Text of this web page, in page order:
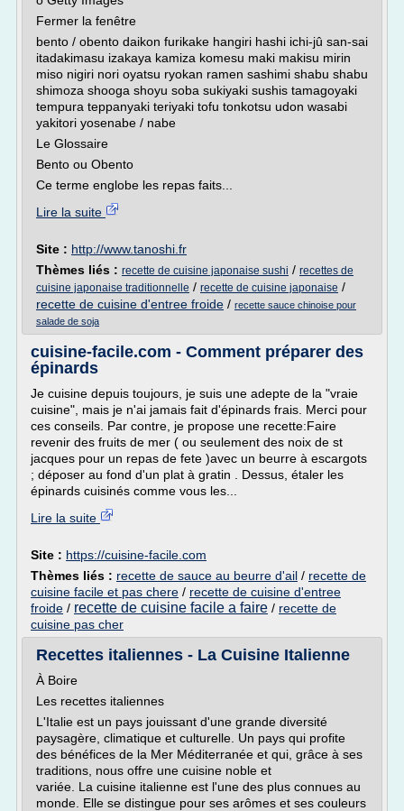
Fermer la fenêtre
bento / obento daikon furikake hangiri hashi ichi-jû san-sai
itadakimasu izakaya kamiza komesu maki makisu mirin
miso nigiri nori oyatsu ryokan ramen sashimi shabu shabu
shimoza shooga shoyu soba sukiyaki sushis tamagoyaki
tempura teppanyaki teriyaki tofu tonkotsu udon wasabi
yakitori yosenabe / nabe
Le Glossaire
Bento ou Obento
Ce terme englobe les repas faits...
Lire la suite
Site : http://www.tanoshi.fr
Thèmes liés : recette de cuisine japonaise sushi / recettes de
cuisine japonaise traditionnelle / recette de cuisine japonaise /
recette de cuisine d'entree froide / recette sauce chinoise pour
salade de soja
cuisine-facile.com - Comment préparer des
épinards
Je cuisine depuis toujours, je suis une adepte de la "vraie
cuisine", mais je n'ai jamais fait d'épinards frais. Merci pour
ces conseils. Par contre, je propose une recette:Faire
revenir des fruits de mer ( ou seulement des noix de st
jacques pour un repas de fete )avec un beurre à escargots
; déposer au fond d'un plat à gratin . Dessus, étaler les
épinards cuisinés comme vous les...
Lire la suite
Site : https://cuisine-facile.com
Thèmes liés : recette de sauce au beurre d'ail / recette de
cuisine facile et pas chere / recette de cuisine d'entree
froide / recette de cuisine facile a faire / recette de
cuisine pas cher
Recettes italiennes - La Cuisine Italienne
À Boire
Les recettes italiennes
L'Italie est un pays jouissant d'une grande diversité
paysagère, climatique et culturelle. Un pays qui profite
des bénéfices de la Mer Méditerranée et qui, grâce à ses
traditions, nous offre une cuisine noble et
variée. La cuisine italienne est l'une des plus connues au
monde. Elle se distingue pour ses arômes et ses couleurs